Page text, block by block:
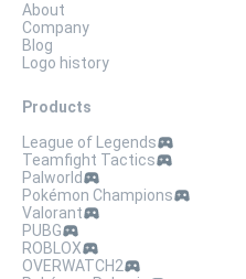
About
Company
Blog
Logo history
Products
League of Legends
Teamfight Tactics
Palworld
Pokémon Champions
Valorant
PUBG
ROBLOX
OVERWATCH2